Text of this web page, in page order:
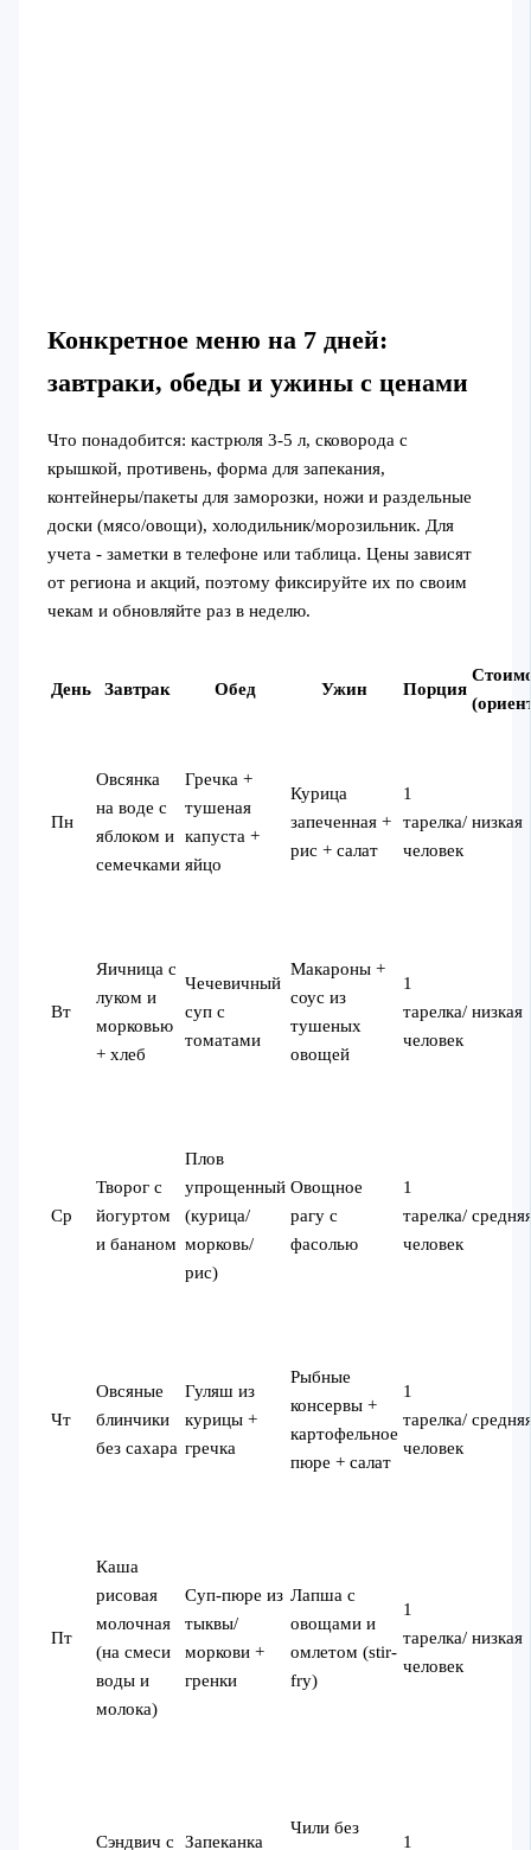
Конкретное меню на 7 дней:
завтраки, обеды и ужины с ценами
Что понадобится: кастрюля 3-5 л, сковорода с
крышкой, противень, форма для запекания,
контейнеры/пакеты для заморозки, ножи и раздельные
доски (мясо/овощи), холодильник/морозильник. Для
учета - заметки в телефоне или таблица. Цены зависят
от региона и акций, поэтому фиксируйте их по своим
чекам и обновляйте раз в неделю.
День Завтрак Обед Ужин Порция
Пн
Овсянка
на воде с
яблоком и
семечками
Гречка +
тушеная
капуста +
яйцо
Курица
запеченная +
рис + салат
1
тарелка/
человек
низкая
Вт
Яичница с
луком и
морковью
+ хлеб
Чечевичный
суп с
томатами
Макароны +
соус из
тушеных
овощей
1
тарелка/
человек
низкая
Ср
Творог с
йогуртом
и бананом
Плов
упрощенный
(курица/
морковь/
рис)
Овощное
рагу с
фасолью
1
тарелка/
человек
Чт
Овсяные
блинчики
без сахара
Гуляш из
курицы +
гречка
Рыбные
консервы +
картофельное
пюре + салат
1
тарелка/
человек
Пт
Каша
рисовая
молочная
(на смеси
воды и
молока)
Суп-пюре из
тыквы/
моркови +
гренки
Лапша с
овощами и
омлетом (stir-
fry)
1
тарелка/
человек
низкая
Сэндвич с
Запеканка
Чили без
1